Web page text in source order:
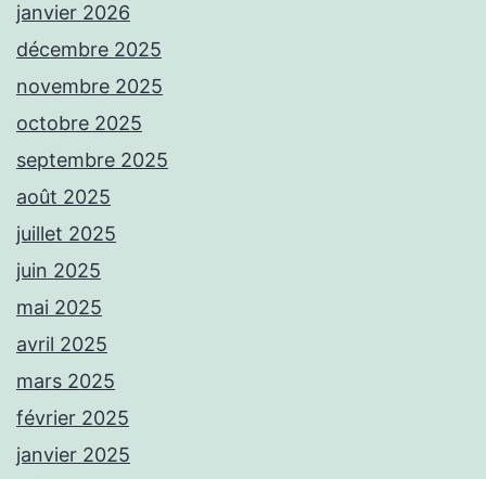
janvier 2026
décembre 2025
novembre 2025
octobre 2025
septembre 2025
août 2025
juillet 2025
juin 2025
mai 2025
avril 2025
mars 2025
février 2025
janvier 2025